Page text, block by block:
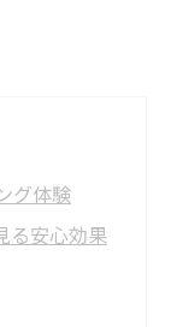
グ体験
る安心効果
魅力